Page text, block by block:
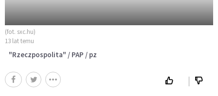
(fot. sxc.hu)
13 lat temu
"Rzeczpospolita" / PAP / pz